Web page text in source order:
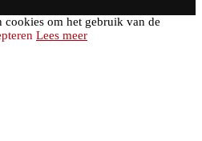
cookies om het gebruik van de
Lees meer